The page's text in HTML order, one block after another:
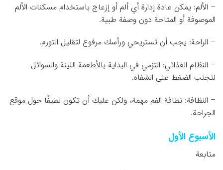
– الألم: يمكن عادة إدارة أي ألم أو إزعاج باستخدام مسكنات الألم
الموصوفة أو المتاحة دون وصفة طبية.
– الراحة: يجب أن تستريحي ورأسك مرفوع لتقليل التورم.
– النظام الغذائي: التزمي في البداية بالأطعمة اللينة والسوائل
لتجنب الضغط على الشفاه.
– النظافة: نظافة الفم مهمة، ولكن عليك أن تكون لطيفًا حول موقع
الجراحة.
الأسبوع الأول
متابعة